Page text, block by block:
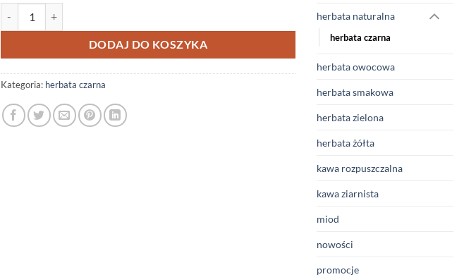
DODAJ DO KOSZYKA
Kategoria: herbata czarna
herbata naturalna
herbata czarna
herbata owocowa
herbata smakowa
herbata zielona
herbata żółta
kawa rozpuszczalna
kawa ziarnista
miod
nowości
promocje